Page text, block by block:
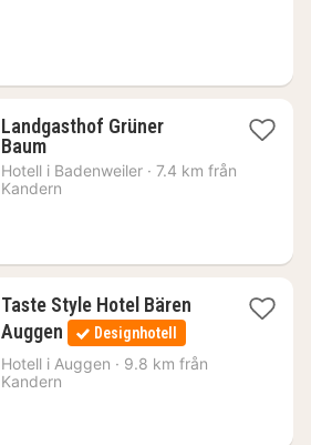
Landgasthof Grüner
Baum1
natt
från
Hotell i Badenweiler · 7.4 km från
Kandern
Taste Style Hotel Bären
Auggen 1
natt
från
Designhotell
Hotell i Auggen · 9.8 km från
Kandern